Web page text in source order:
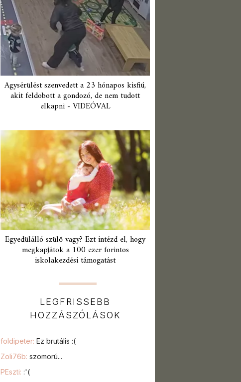
Agysérülést szenvedett a 23 hónapos kisfiú,
akit feldobott a gondozó, de nem tudott
elkapni - VIDEÓVAL
Egyedülálló szülő vagy? Ezt intézd el, hogy
megkapjátok a 100 ezer forintos
iskolakezdési támogatást
LEGFRISSEBB
HOZZÁSZÓLÁSOK
foldipeter: Ez brutális :(
Zoli76b: szomorú...
PEszti: :'(